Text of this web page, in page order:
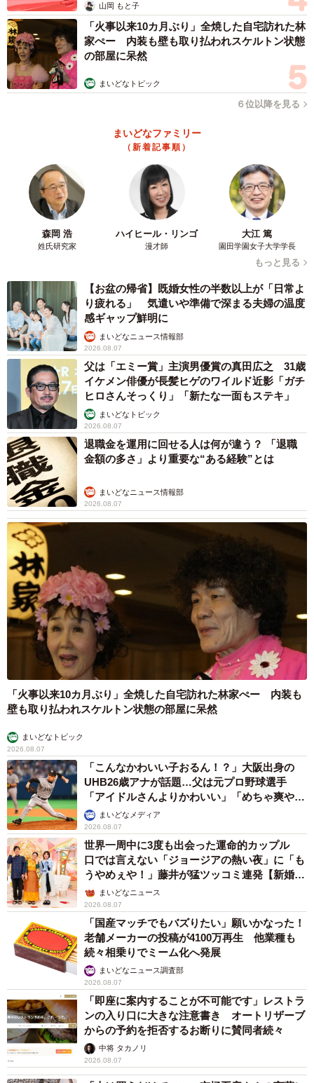
山岡 もと子
「火事以来10カ月ぶり」全焼した自宅訪れた林
家ぺー 内装も壁も取り払われスケルトン状態
の部屋に呆然
まいどなトピック
６位以降を見る
まいどなファミリー
（新着記事順）
森岡 浩
姓氏研究家
ハイヒール・リンゴ
漫才師
大江 篤
園田学園女子大学学長
もっと見る
【お盆の帰省】既婚女性の半数以上が「日常よ
り疲れる」 気遣いや準備で深まる夫婦の温度
感ギャップ鮮明に
まいどなニュース情報部
2026.08.07
父は「エミー賞」主演男優賞の真田広之 31歳
イケメン俳優が長髪ヒゲのワイルド近影「ガチ
ヒロさんそっくり」「新たな一面もステキ」
まいどなトピック
2026.08.07
退職金を運用に回せる人は何が違う？ 「退職
金額の多さ」より重要な“ある経験”とは
まいどなニュース情報部
2026.08.07
「火事以来10カ月ぶり」全焼した自宅訪れた林家ぺー 内装も
壁も取り払われスケルトン状態の部屋に呆然
まいどなトピック
2026.08.07
「こんなかわいい子おるん！？」大阪出身の
UHB26歳アナが話題…父は元プロ野球選手
「アイドルさんよりかわいい」「めちゃ爽や
か」まいどなメディア
2026.08.07
世界一周中に3度も出会った運命的カップル
口では言えない「ジョージアの熱い夜」に「も
うやめぇや！」藤井が猛ツッコミ連発【新婚さ
ん】まいどなニュース
2026.08.07
「国産マッチでもバズりたい」願いかなった！
老舗メーカーの投稿が4100万再生 他業種も
続々相乗りでミーム化へ発展
まいどなニュース調査部
2026.08.07
「即座に案内することが不可能です」レストラ
ンの入り口に大きな注意書き オートリザーブ
からの予約を拒否するお断りに賛同者続々
中将 タカノリ
2026.08.07